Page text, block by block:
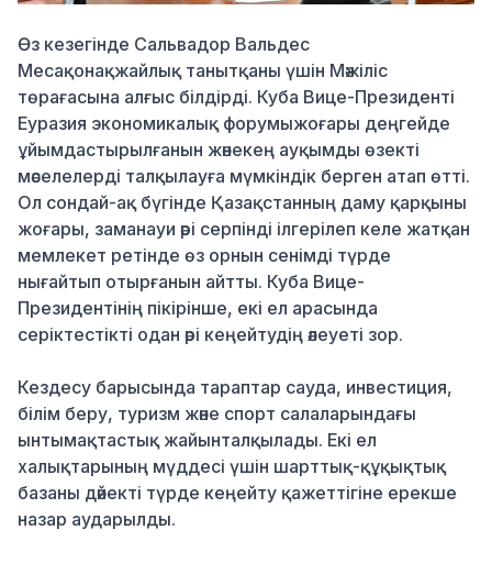
Өз кезегінде Сальвадор Вальдес
Месақонақжайлық танытқаны үшін Мәжіліс
төрағасына алғыс білдірді. Куба Вице-Президенті
Еуразия экономикалық форумыжоғары деңгейде
ұйымдастырылғанын жәнекең ауқымды өзекті
мәселелерді талқылауға мүмкіндік берген атап өтті.
Ол сондай-ақ бүгінде Қазақстанның даму қарқыны
жоғары, заманауи әрі серпінді ілгерілеп келе жатқан
мемлекет ретінде өз орнын сенімді түрде
нығайтып отырғанын айтты. Куба Вице-
Президентінің пікірінше, екі ел арасында
серіктестікті одан әрі кеңейтудің әлеуеті зор.
Кездесу барысында тараптар сауда, инвестиция,
білім беру, туризм және спорт салаларындағы
ынтымақтастықжайынталқылады. Екі ел
халықтарының мүддесі үшін шарттық-құқықтық
базаны дәйекті түрде кеңейту қажеттігіне ерекше
назар аударылды.